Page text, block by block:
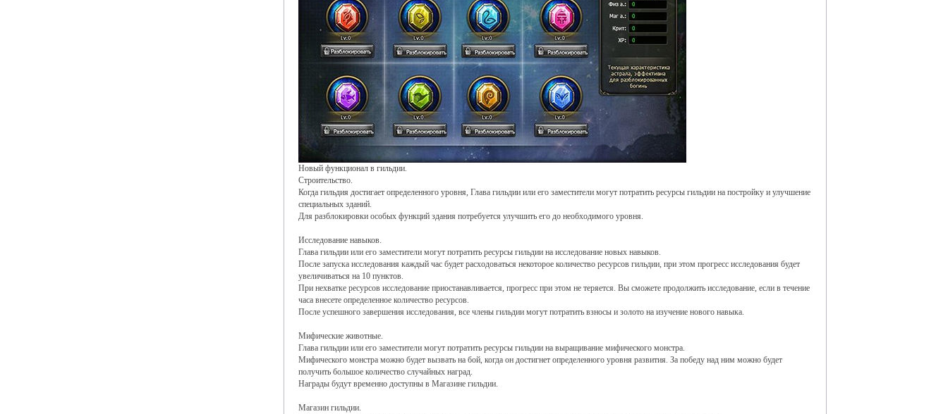
Новый функционал в гильдии.
Строительство.
Когда гильдия достигает определенного уровня, Глава гильдии или его заместители могут потратить ресурсы гильдии на постройку и улучшение
специальных зданий.
Для разблокировки особых функций здания потребуется улучшить его до необходимого уровня.
Исследование навыков.
Глава гильдии или его заместители могут потратить ресурсы гильдии на исследование новых навыков.
После запуска исследования каждый час будет расходоваться некоторое количество ресурсов гильдии, при этом прогресс исследования будет
увеличиваться на 10 пунктов.
При нехватке ресурсов исследование приостанавливается, прогресс при этом не теряется. Вы сможете продолжить исследование, если в течение
часа внесете определенное количество ресурсов.
После успешного завершения исследования, все члены гильдии могут потратить взносы и золото на изучение нового навыка.
Мифические животные.
Глава гильдии или его заместители могут потратить ресурсы гильдии на выращивание мифического монстра.
Мифического монстра можно будет вызвать на бой, когда он достигнет определенного уровня развития. За победу над ним можно будет
получить большое количество случайных наград.
Награды будут временно доступны в Магазине гильдии.
Магазин гильдии.